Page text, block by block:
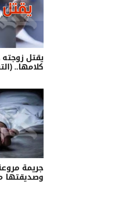
يقتل
كلامها..
جريمة
وصديقتها